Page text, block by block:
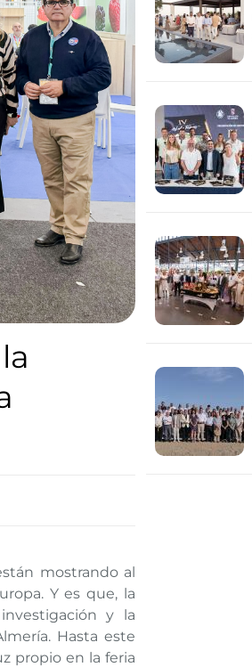
mostrando al
Y es que, la
y la
Hasta este
propio en la feria